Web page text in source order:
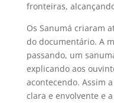
fronteiras,
Os Sanumá criaram
do documentário. A
passando, um
explicando aos
acontecendo. Assim
clara e envolvente e